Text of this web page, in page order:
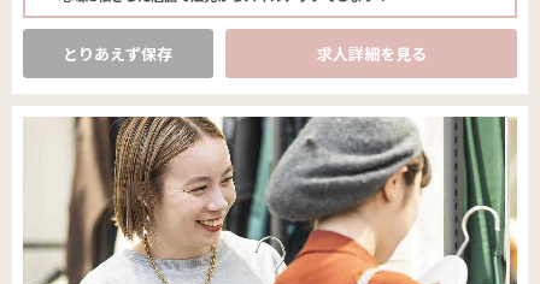
とりあえず保存 求人詳細を見る